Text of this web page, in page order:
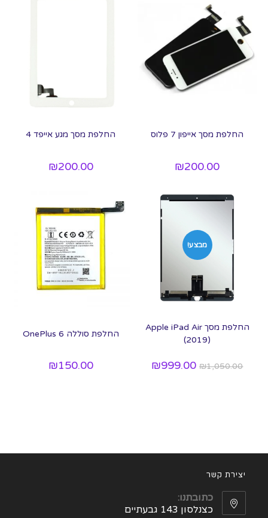
החלפת מסך אייפון 7 פלוס
₪200.00
החלפת מסך מגע אייפד 4
₪200.00
מבצע!
החלפת מסך Apple iPad Air
(2019)
₪1,050.00
₪999.00
החלפת סוללה OnePlus 6
₪150.00
יצירת קשר
כתובתנו:
כצנלסון 143 גבעתיים